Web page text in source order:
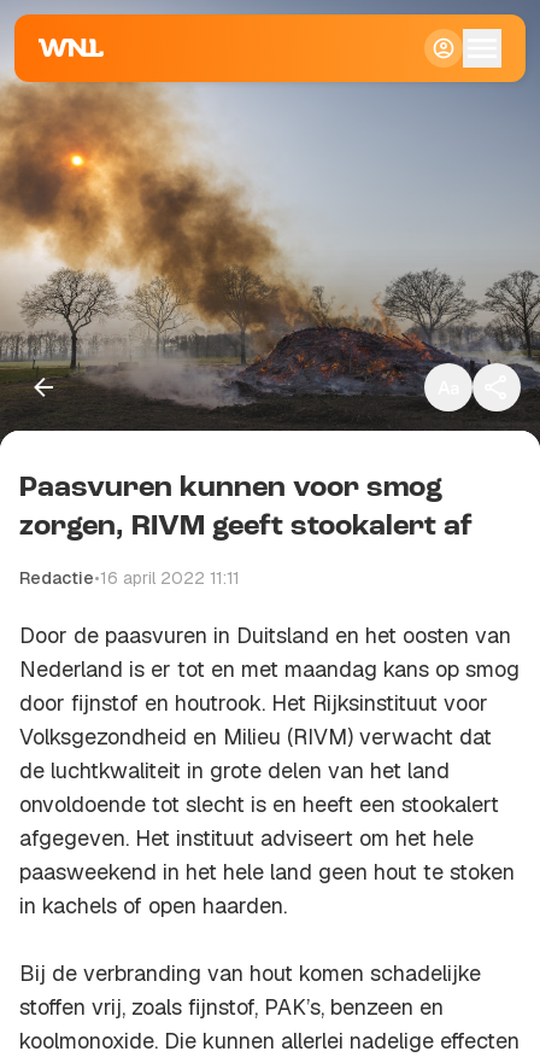
Klein
Standaard
Groot
Kopieer link
Paasvuren kunnen voor smog
zorgen, RIVM geeft stookalert af
Redactie•16 april 2022 11:11
Door de paasvuren in Duitsland en het oosten van
Nederland is er tot en met maandag kans op smog
door fijnstof en houtrook. Het Rijksinstituut voor
Volksgezondheid en Milieu (RIVM) verwacht dat
de luchtkwaliteit in grote delen van het land
onvoldoende tot slecht is en heeft een stookalert
afgegeven. Het instituut adviseert om het hele
paasweekend in het hele land geen hout te stoken
in kachels of open haarden.
Bij de verbranding van hout komen schadelijke
stoffen vrij, zoals fijnstof, PAK’s, benzeen en
koolmonoxide. Die kunnen allerlei nadelige effecten